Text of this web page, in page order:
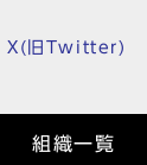
X(旧Twitter)
組織一覧